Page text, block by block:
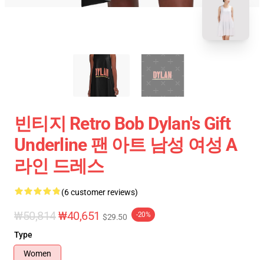
빈티지 Retro Bob Dylan's Gift
Underline 팬 아트 남성 여성 A
라인 드레스
(6 customer reviews)
₩50,814₩40,651 $29.50 -20%
Type
Women